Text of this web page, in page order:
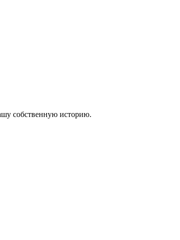
собственную историю.